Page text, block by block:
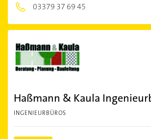
03379 37 69 45
Haßmann & Kaula
INGENIEURBÜROS